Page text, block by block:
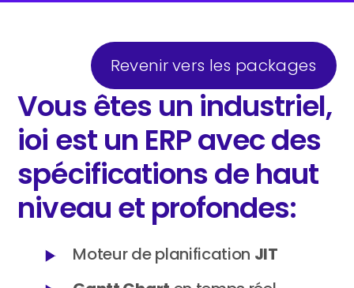
Revenir vers les packages
Vous êtes un industriel,
ioi est un ERP avec des
spécifications de haut
niveau et profondes:
Moteur de planification JIT